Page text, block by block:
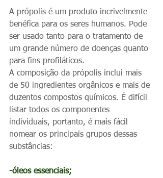
A própolis é um produto incrivelmente
benéfica para os seres humanos. Pode
ser usado tanto para o tratamento de
um grande número de doenças quanto
para fins profiláticos.
A composição da própolis inclui mais
de 50 ingredientes orgânicos e mais de
duzentos compostos químicos. É difícil
listar todos os componentes
individuais, portanto, é mais fácil
nomear os principais grupos dessas
substâncias:
-óleos essenciais;